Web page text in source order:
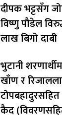
दीपक भट्टसँग
विष्णु पौडेल
लाख बिगो दाबी
भुटानी
खाँण र
कैद